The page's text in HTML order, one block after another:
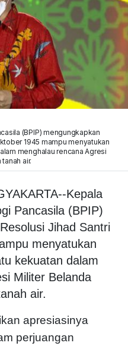
(BPIP) mengungkapkan
1945 mampu menyatukan
menghalau rencana Agresi
air.
Kepala
Pancasila (BPIP)
Jihad Santri
menyatukan
kekuatan dalam
Militer Belanda
air.
apresiasinya
perjuangan